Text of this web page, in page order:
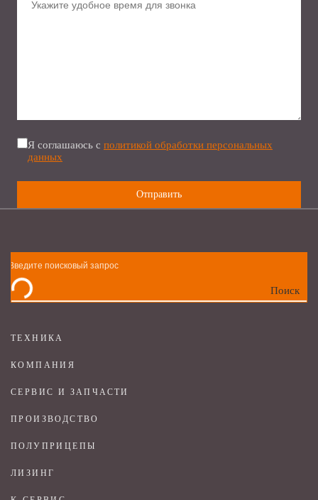
Я соглашаюсь с политикой обработки персональных
данных
ТЕХНИКА
КОМПАНИЯ
СЕРВИС И ЗАПЧАСТИ
ПРОИЗВОДСТВО
ПОЛУПРИЦЕПЫ
ЛИЗИНГ
Поиск